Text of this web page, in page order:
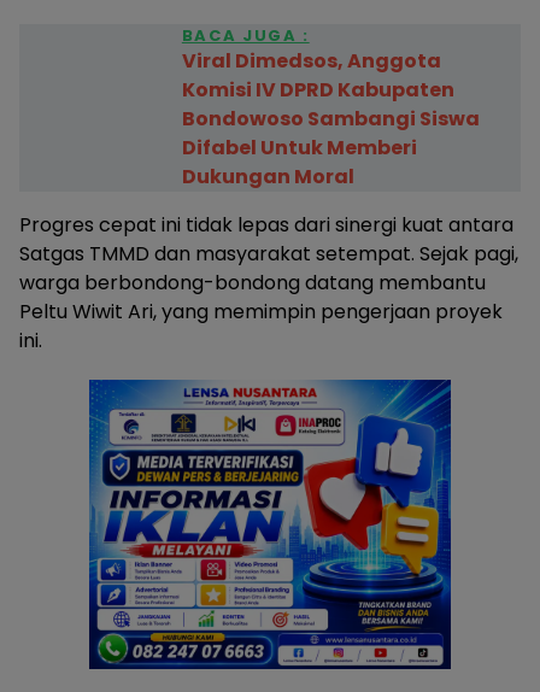
BACA JUGA :
Viral Dimedsos, Anggota
Komisi IV DPRD Kabupaten
Bondowoso Sambangi Siswa
Difabel Untuk Memberi
Dukungan Moral
Progres cepat ini tidak lepas dari sinergi kuat antara
Satgas TMMD dan masyarakat setempat. Sejak pagi,
warga berbondong-bondong datang membantu
Peltu Wiwit Ari, yang memimpin pengerjaan proyek
ini.